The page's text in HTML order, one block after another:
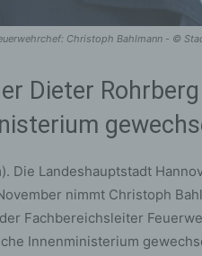
Christoph Bahlmann - ©
Dieter
Die Landeshauptstadt
nimmt Christoph
Fachbereichsleiter
Innenministerium